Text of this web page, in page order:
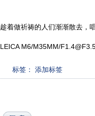
趁着做祈祷的人们渐渐散去，
LEICA M6/M35MM/
标签： 添加标签